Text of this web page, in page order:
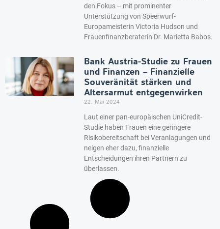
den Fokus – mit prominenter
Unterstützung von Speerwurf-
Europameisterin Victoria Hudson und
Frauenfinanzberaterin Dr. Marietta Babos.
Bank Austria-Studie zu Frauen
und Finanzen – Finanzielle
Souveränität stärken und
Altersarmut entgegenwirken
22. Mai 2024
Laut einer pan-europäischen UniCredit-
Studie haben Frauen eine geringere
Risikobereitschaft bei Veranlagungen und
neigen eher dazu, finanzielle
Entscheidungen ihren Partnern zu
überlassen.